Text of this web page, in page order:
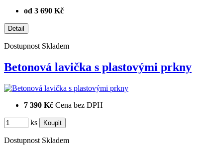
od 3 690 Kč
Dostupnost Skladem
Betonová lavička s plastovými prkny
7 390 Kč Cena bez DPH
ks
Dostupnost Skladem